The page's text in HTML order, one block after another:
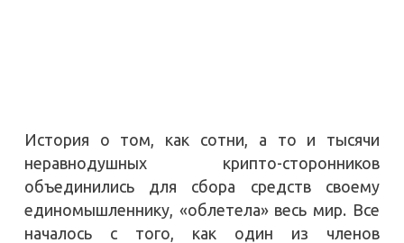
История о том, как сотни, а то и тысячи
неравнодушных крипто-сторонников
объединились для сбора средств своему
единомышленнику, «облетела» весь мир. Все
началось с того, как один из членов